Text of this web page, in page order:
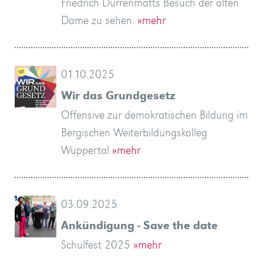
Friedrich Dürrenmatts Besuch der alten
Dame zu sehen. »mehr
01.10.2025
Wir das Grundgesetz
Offensive zur demokratischen Bildung im
Bergischen Weiterbildungskolleg
Wuppertal »mehr
03.09.2025
Ankündigung - Save the date
Schulfest 2025 »mehr